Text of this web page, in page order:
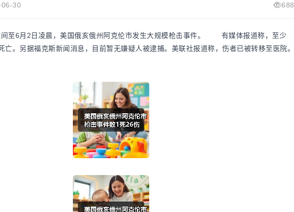
30 688
6月2日凌晨，美国俄亥俄州阿克伦市发生大规模枪击事件。 有媒体报道称，至少
亡。另据福克斯新闻消息，目前暂无嫌疑人被逮捕。美联社报道称，伤者已被转移至医院。
剧 两党争斗威胁民主根基